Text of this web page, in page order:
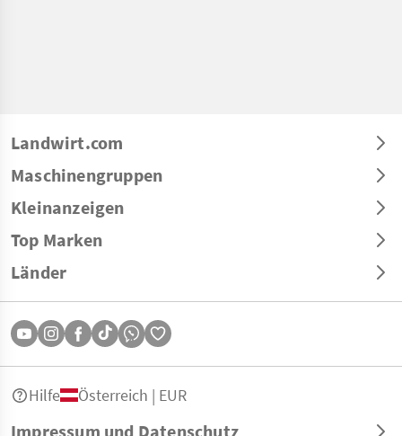
Landwirt.com
Maschinengruppen
Kleinanzeigen
Top Marken
Länder
Impressum und Datenschutz
Hilfe Österreich | EUR